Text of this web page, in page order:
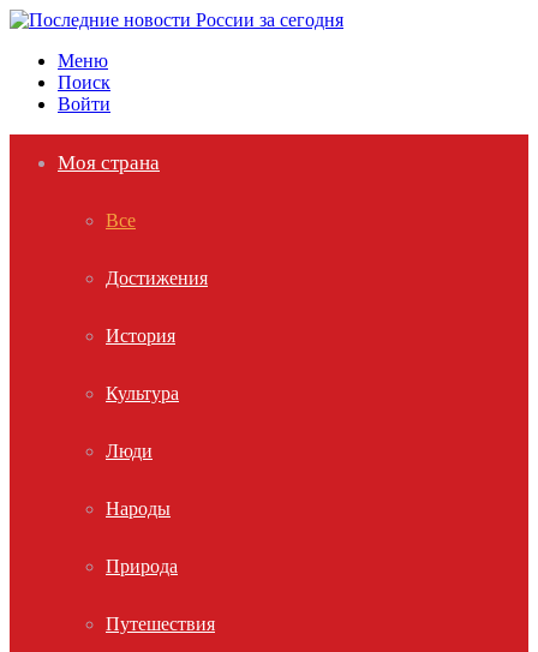
Меню
Поиск
Войти
Моя страна
Все
Достижения
История
Культура
Люди
Народы
Природа
Путешествия